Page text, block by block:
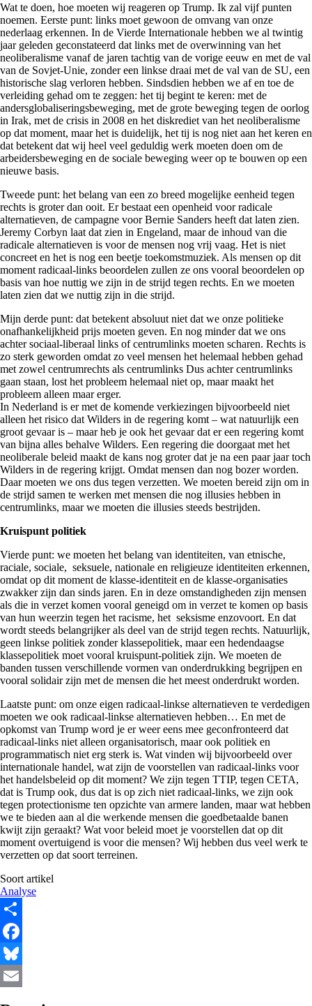
Wat te doen, hoe moeten wij reageren op Trump. Ik zal vijf punten
noemen. Eerste punt: links moet gewoon de omvang van onze
nederlaag erkennen. In de Vierde Internationale hebben we al twintig
jaar geleden geconstateerd dat links met de overwinning van het
neoliberalisme vanaf de jaren tachtig van de vorige eeuw en met de val
van de Sovjet-Unie, zonder een linkse draai met de val van de SU, een
historische slag verloren hebben. Sindsdien hebben we af en toe de
verleiding gehad om te zeggen: het tij begint te keren: met de
andersglobaliseringsbeweging, met de grote beweging tegen de oorlog
in Irak, met de crisis in 2008 en het diskrediet van het neoliberalisme
op dat moment, maar het is duidelijk, het tij is nog niet aan het keren en
dat betekent dat wij heel veel geduldig werk moeten doen om de
arbeidersbeweging en de sociale beweging weer op te bouwen op een
nieuwe basis.
Tweede punt: het belang van een zo breed mogelijke eenheid tegen
rechts is groter dan ooit. Er bestaat een openheid voor radicale
alternatieven, de campagne voor Bernie Sanders heeft dat laten zien.
Jeremy Corbyn laat dat zien in Engeland, maar de inhoud van die
radicale alternatieven is voor de mensen nog vrij vaag. Het is niet
concreet en het is nog een beetje toekomstmuziek. Als mensen op dit
moment radicaal-links beoordelen zullen ze ons vooral beoordelen op
basis van hoe nuttig we zijn in de strijd tegen rechts. En we moeten
laten zien dat we nuttig zijn in die strijd.
Mijn derde punt: dat betekent absoluut niet dat we onze politieke
onafhankelijkheid prijs moeten geven. En nog minder dat we ons
achter sociaal-liberaal links of centrumlinks moeten scharen. Rechts is
zo sterk geworden omdat zo veel mensen het helemaal hebben gehad
met zowel centrumrechts als centrumlinks Dus achter centrumlinks
gaan staan, lost het probleem helemaal niet op, maar maakt het
probleem alleen maar erger.
In Nederland is er met de komende verkiezingen bijvoorbeeld niet
alleen het risico dat Wilders in de regering komt – wat natuurlijk een
groot gevaar is – maar heb je ook het gevaar dat er een regering komt
van bijna alles behalve Wilders. Een regering die doorgaat met het
neoliberale beleid maakt de kans nog groter dat je na een paar jaar toch
Wilders in de regering krijgt. Omdat mensen dan nog bozer worden.
Daar moeten we ons dus tegen verzetten. We moeten bereid zijn om in
de strijd samen te werken met mensen die nog illusies hebben in
centrumlinks, maar we moeten die illusies steeds bestrijden.
Kruispunt politiek
Vierde punt: we moeten het belang van identiteiten, van etnische,
raciale, sociale, seksuele, nationale en religieuze identiteiten erkennen,
omdat op dit moment de klasse-identiteit en de klasse-organisaties
zwakker zijn dan sinds jaren. En in deze omstandigheden zijn mensen
als die in verzet komen vooral geneigd om in verzet te komen op basis
van hun weerzin tegen het racisme, het seksisme enzovoort. En dat
wordt steeds belangrijker als deel van de strijd tegen rechts. Natuurlijk,
geen linkse politiek zonder klassepolitiek, maar een hedendaagse
klassepolitiek moet vooral kruispunt-politiek zijn. We moeten de
banden tussen verschillende vormen van onderdrukking begrijpen en
vooral solidair zijn met de mensen die het meest onderdrukt worden.
Laatste punt: om onze eigen radicaal-linkse alternatieven te verdedigen
moeten we ook radicaal-linkse alternatieven hebben… En met de
opkomst van Trump word je er weer eens mee geconfronteerd dat
radicaal-links niet alleen organisatorisch, maar ook politiek en
programmatisch niet erg sterk is. Wat vinden wij bijvoorbeeld over
internationale handel, wat zijn de voorstellen van radicaal-links voor
het handelsbeleid op dit moment? We zijn tegen TTIP, tegen CETA,
dat is Trump ook, dus dat is op zich niet radicaal-links, we zijn ook
tegen protectionisme ten opzichte van armere landen, maar wat hebben
we te bieden aan al die werkende mensen die goedbetaalde banen
kwijt zijn geraakt? Wat voor beleid moet je voorstellen dat op dit
moment overtuigend is voor die mensen? Wij hebben dus veel werk te
verzetten op dat soort terreinen.
Soort artikel
Analyse
Share
Facebook
Bluesky